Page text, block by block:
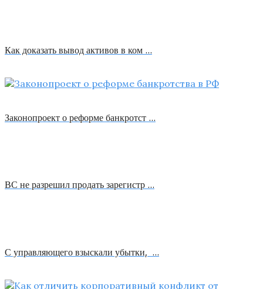
Как доказать вывод активов в ком …
Законопроект о реформе банкротст …
ВС не разрешил продать зарегистр …
С управляющего взыскали убытки, …